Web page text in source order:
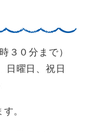
３０分まで）
日曜日、祝日
。